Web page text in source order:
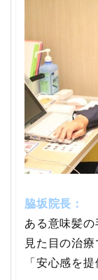
脇坂院長：
ある意味髪
見た目の治
「安心感を提